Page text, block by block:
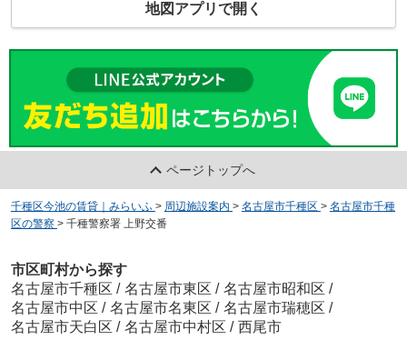
地図アプリで開く
ページトップへ
千種区今池の賃貸｜みらいふ > 周辺施設案内 > 名古屋市千種区 > 名古屋市千種
区の警察 > 千種警察署 上野交番
市区町村から探す
名古屋市千種区 / 名古屋市東区 / 名古屋市昭和区 /
名古屋市中区 / 名古屋市名東区 / 名古屋市瑞穂区 /
名古屋市天白区 / 名古屋市中村区 / 西尾市